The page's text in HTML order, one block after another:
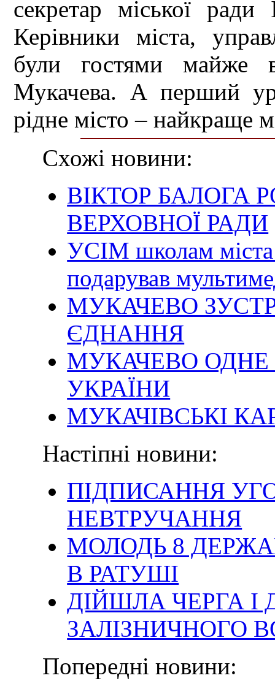
секретар міської
Керівники міста,
були гостями майже
Мукачева. А перший
рідне місто – найкраще
Схожі новини:
ВІКТОР БАЛОГА
ВЕРХОВНОЇ РАДИ
УСІМ школам міста
подарував
МУКАЧЕВО
ЄДНАННЯ
МУКАЧЕВО ОДНЕ
УКРАЇНИ
МУКАЧІВСЬКІ
Настіпні новини:
ПІДПИСАННЯ
НЕВТРУЧАННЯ
МОЛОДЬ 8
В РАТУШІ
ДІЙШЛА ЧЕРГА
ЗАЛІЗНИЧНОГО
Попередні новини: